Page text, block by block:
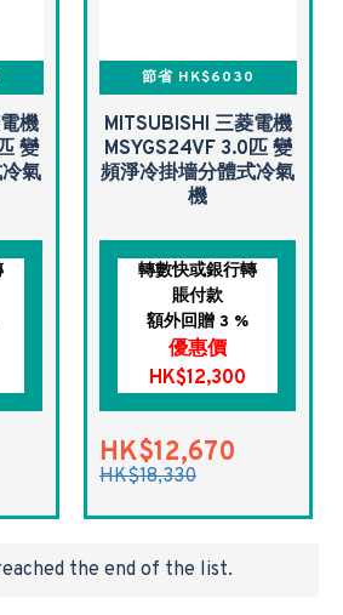
機
變
氣
節省 HK$6030
MITSUBISHI 三菱電機
MSYGS24VF 3.0匹 變
頻淨冷掛墻分體式冷氣
機
轉數快或銀行轉
賬付款
額外回贈 3 %
優惠價
HK$12,300
HK$12,670
HK$18,330
the end of the list.